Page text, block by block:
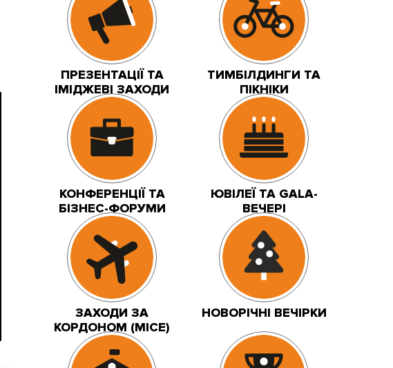
ПРЕЗЕНТАЦІЇ ТА
ІМІДЖЕВІ ЗАХОДИ
ТИМБІЛДИНГИ ТА
ПІКНІКИ
КОНФЕРЕНЦІЇ ТА
БІЗНЕС-ФОРУМИ
ЮВІЛЕЇ ТА GALA-
ВЕЧЕРІ
ЗАХОДИ ЗА
КОРДОНОМ (MICE)
НОВОРІЧНІ ВЕЧІРКИ